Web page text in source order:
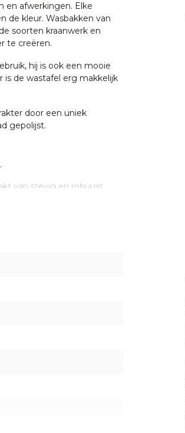
en afwerkingen. Elke
de kleur. Wasbakken van
soorten kraanwerk en
te creëren.
hij is ook een mooie
is de wastafel erg makkelijk
door een uniek
gepolijst.
van stevig en robuust
dat de waskommen
een vleugje natuurlijke
van natuursteen kan een
aan de waskommen.
nodig. Dagelijks even
keer per week even